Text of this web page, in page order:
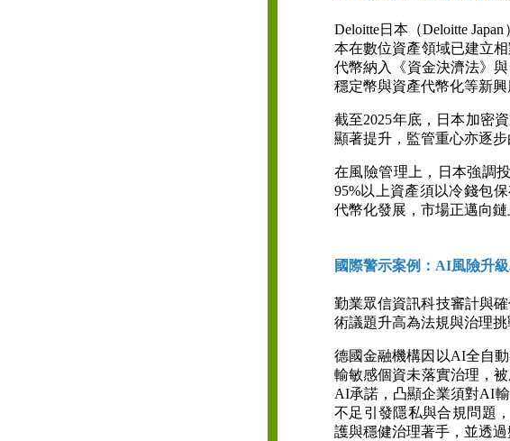
Deloitte日本（Deloitte
本在數位資產領域已建立
代幣納入《資金決濟法》
穩定幣與資產代幣化等新
截至2025年底，日本加密
顯著提升，監管重心亦逐
在風險管理上，日本強調
95%以上資產須以冷錢包
代幣化發展，市場正邁向
國際警示案例：AI風險升
勤業眾信資訊科技審計與
術議題升高為法規與治理
德國金融機構因以AI全自
輸敏感個資未落實治理，
AI承諾，凸顯企業須對AI
不足引發隱私與合規問題
護與穩健治理著手，並透